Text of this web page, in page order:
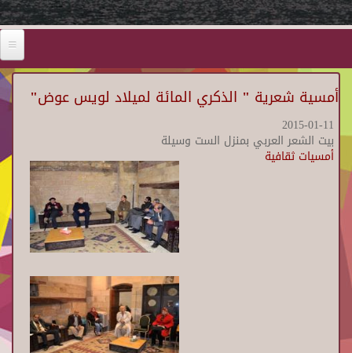
أمسية شعرية " الذكري المائة لميلاد لويس عوض"
2015-01-11
بيت الشعر العربي بمنزل الست وسيلة
أمسيات ثقافية